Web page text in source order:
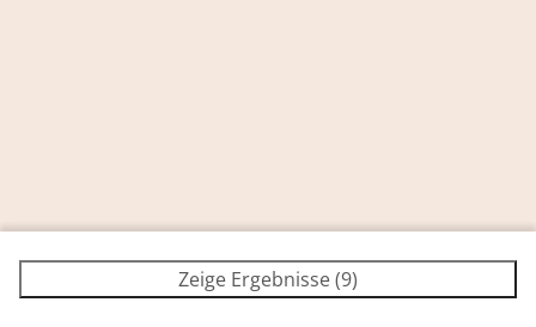
Zeige Ergebnisse (9)